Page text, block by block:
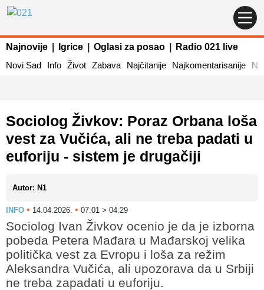
Najnovije Igrice Oglasi za posao
Radio 021 live
Novi Sad
Info Život Zabava Najčitanije Najkomentarisanije
Sociolog Živkov: Poraz Orbana loša
vest za Vučića, ali ne treba padati u
euforiju - sistem je drugačiji
Autor: N1
INFO • 14.04.2026. • 07:01 > 04:29
Sociolog Ivan Živkov ocenio je da je izborna
pobeda Petera Mađara u Mađarskoj velika
politička vest za Evropu i loša za režim
Aleksandra Vučića, ali upozorava da u Srbiji
ne treba zapadati u euforiju.